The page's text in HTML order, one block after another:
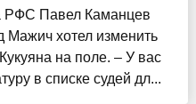
РФС Павел Каманцев
Мажич хотел изменить
на поле. – У вас
в списке судей дл...